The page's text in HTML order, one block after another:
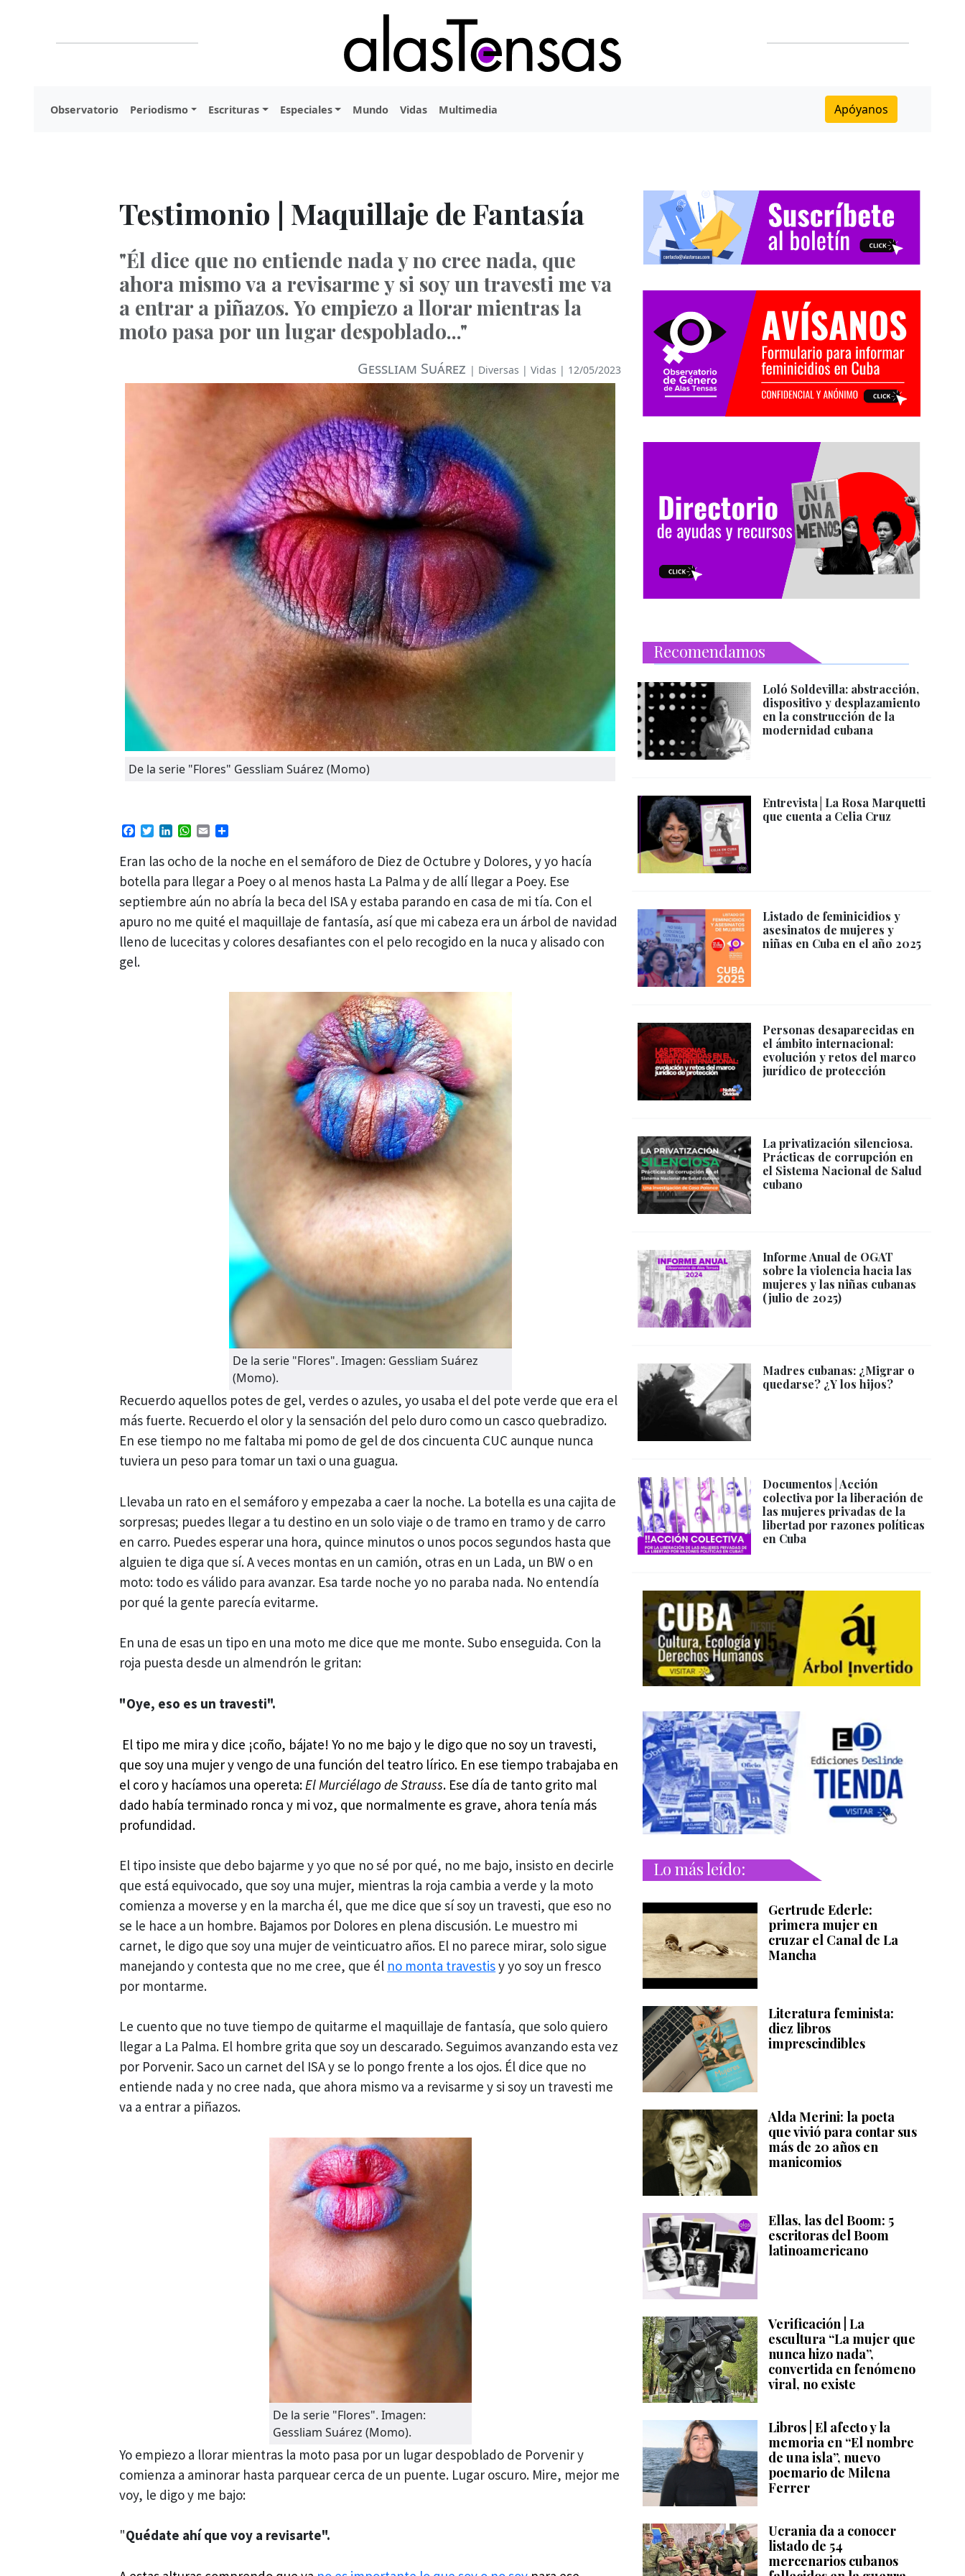
Observatorio Periodismo Escrituras Especiales Mundo Vidas Multimedia Apóyanos
Testimonio | Maquillaje de Fantasía
"Él dice que no entiende nada y no cree nada, que
ahora mismo va a revisarme y si soy un travesti me va
a entrar a piñazos. Yo empiezo a llorar mientras la
moto pasa por un lugar despoblado..."
Gessliam Suárez | Diversas |Vidas | 12/05/2023
De la serie "Flores" Gessliam Suárez (Momo)
Facebook
TwitterLinkedIn
WhatsApp
Email
Eran las ocho de la noche en el semáforo de Diez de Octubre y Dolores, y yo hacía
botella para llegar a Poey o al menos hasta La Palma y de allí llegar a Poey. Ese
septiembre aún no abría la beca del ISA y estaba parando en casa de mi tía. Con el
apuro no me quité el maquillaje de fantasía, así que mi cabeza era un árbol de navidad
lleno de lucecitas y colores desafiantes con el pelo recogido en la nuca y alisado con
gel.
De la serie "Flores". Imagen: Gessliam Suárez
(Momo).
Recuerdo aquellos potes de gel, verdes o azules, yo usaba el del pote verde que era el
más fuerte. Recuerdo el olor y la sensación del pelo duro como un casco quebradizo.
En ese tiempo no me faltaba mi pomo de gel de dos cincuenta CUC aunque nunca
tuviera un peso para tomar un taxi o una guagua.
Llevaba un rato en el semáforo y empezaba a caer la noche. La botella es una cajita de
sorpresas; puedes llegar a tu destino en un solo viaje o de tramo en tramo y de carro
en carro. Puedes esperar una hora, quince minutos o unos pocos segundos hasta que
alguien te diga que sí. A veces montas en un camión, otras en un Lada, un BW o en
moto: todo es válido para avanzar. Esa tarde noche yo no paraba nada. No entendía
por qué la gente parecía evitarme.
En una de esas un tipo en una moto me dice que me monte. Subo enseguida. Con la
roja puesta desde un almendrón le gritan:
"Oye, eso es un travesti".
El tipo me mira y dice ¡coño, bájate! Yo no me bajo y le digo que no soy un travesti,
que soy una mujer y vengo de una función del teatro lírico. En ese tiempo trabajaba en
el coro y hacíamos una opereta: El Murciélago de Strauss. Ese día de tanto grito mal
dado había terminado ronca y mi voz, que normalmente es grave, ahora tenía más
profundidad.
El tipo insiste que debo bajarme y yo que no sé por qué, no me bajo, insisto en decirle
que está equivocado, que soy una mujer, mientras la roja cambia a verde y la moto
comienza a moverse y en la marcha él, que me dice que sí soy un travesti, que eso no
se le hace a un hombre. Bajamos por Dolores en plena discusión. Le muestro mi
carnet, le digo que soy una mujer de veinticuatro años. El no parece mirar, solo sigue
manejando y contesta que no me cree, que él no monta travestisy yo soy un fresco
por montarme.
Le cuento que no tuve tiempo de quitarme el maquillaje de fantasía, que solo quiero
llegar a La Palma. El hombre grita que soy un descarado. Seguimos avanzando esta vez
por Porvenir. Saco un carnet del ISA y se lo pongo frente a los ojos. Él dice que no
entiende nada y no cree nada, que ahora mismo va a revisarme y si soy un travesti me
va a entrar a piñazos.
De la serie "Flores". Imagen:
Gessliam Suárez (Momo).
Yo empiezo a llorar mientras la moto pasa por un lugar despoblado de Porvenir y
comienza a aminorar hasta parquear cerca de un puente. Lugar oscuro. Mire, mejor me
voy, le digo y me bajo:
"Quédate ahí que voy a revisarte".
Recomendamos
Loló Soldevilla: abstracción,
dispositivo y desplazamiento
en la construcción de la
modernidad cubana
Entrevista│La Rosa Marquetti
que cuenta a Celia Cruz
Listado de feminicidios y
asesinatos de mujeres y
niñas en Cuba en el año 2025
Personas desaparecidas en
el ámbito internacional:
evolución y retos del marco
jurídico de protección
La privatización silenciosa.
Prácticas de corrupción en
el Sistema Nacional de Salud
cubano
Informe Anual de OGAT
sobre la violencia hacia las
mujeres y las niñas cubanas
(julio de 2025)
Madres cubanas: ¿Migrar o
quedarse? ¿Y los hijos?
Documentos | Acción
colectiva por la liberación de
las mujeres privadas de la
libertad por razones políticas
en Cuba
Lo más leído:
Gertrude Ederle:
primera mujer en
cruzar el Canal de La
Mancha
Literatura feminista:
diez libros
imprescindibles
Alda Merini: la poeta
que vivió para contar sus
más de 20 años en
manicomios
Ellas, las del Boom: 5
escritoras del Boom
latinoamericano
Verificación | La
escultura “La mujer que
nunca hizo nada”,
convertida en fenómeno
viral, no existe
Libros | El afecto y la
memoria en “El nombre
de una isla”, nuevo
poemario de Milena
Ferrer
Ucrania da a conocer
listado de 54
mercenarios cubanos